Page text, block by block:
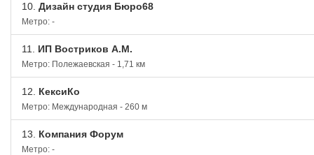
10. Дизайн студия Бюро68
Метро: -
11. ИП Востриков А.М.
Метро: Полежаевская - 1,71 км
12. КексиКо
Метро: Международная - 260 м
13. Компания Форум
Метро: -